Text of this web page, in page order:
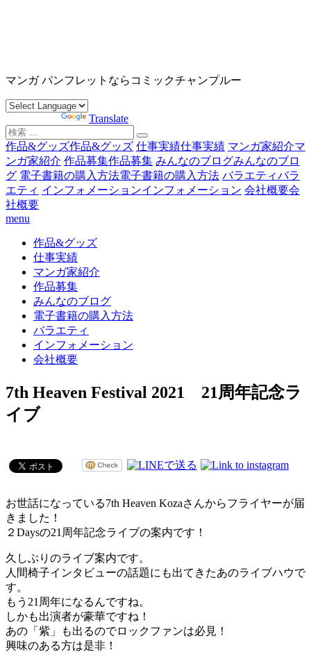
ツ
ス
ッ
プ
マンガ パンフレットならコミックチャンプルー
Translate
検
索
対
象:
作品&グッズ作品&グッズ 仕事実績仕事実績 マンガ家紹介マ
ンガ家紹介 作品募集作品募集 みんなのブログみんなのブロ
グ 電子書籍の購入方法電子書籍の購入方法 バラエティバラ
エティ インフォメーションインフォメーション 会社概要会
社概要
menu
作品&グッズ
仕事実績
マンガ家紹介
作品募集
みんなのブログ
電子書籍の購入方法
バラエティ
インフォメーション
会社概要
7th Heaven Festival 2021 21周年記念ラ
イブ
お世話になっている7th Heaven Kozaさんからフライヤーが届
きました！
２Daysの21周年記念ライブの案内です！
久しぶりのライブ案内です。
人間椅子インタビューの話題にも出てきたあのライブハウで
す。
もう21周年になるんですね。
しかも出演者が豪華ですね！
あの「紫」も出るのでロックファンは必見！
興味のある方は是非！